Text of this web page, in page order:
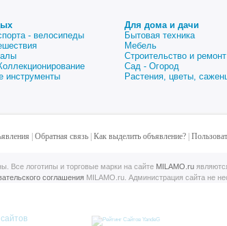
- велосипеды
инструменты
Для дома и дачи
Бытовая техника
Мебель
Строительство и ремонт
Сад - Огород
Растения, цветы,
Обратная связь| Как выделить объявление?|
логотипы и торговые марки на сайте MILAMO.ru
соглашенияMILAMO.ru. Администрация сайта не